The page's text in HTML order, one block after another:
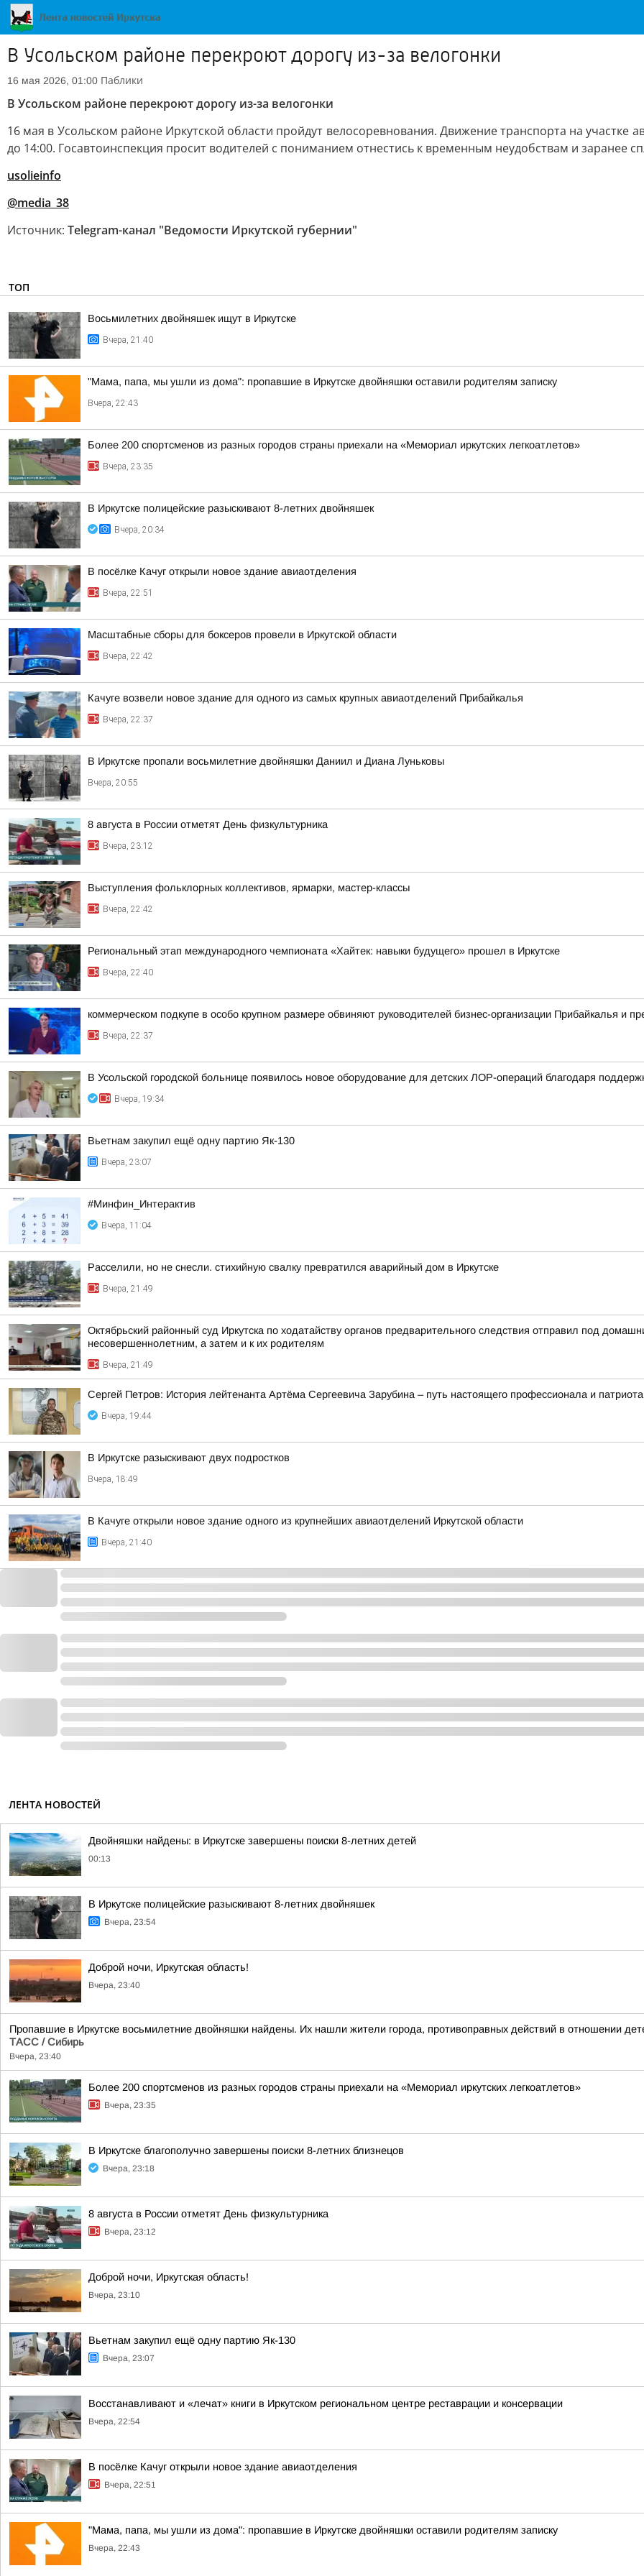
В Усольском районе перекроют дорогу из-за велогонки
16 мая 2026, 01:00 Паблики
В Усольском районе перекроют дорогу из-за велогонки
16 мая в Усольском районе Иркутской области пройдут велосоревнования. Движение транспорта на участке
до 14:00. Госавтоинспекция просит водителей с пониманием отнестись к временным неудобствам и заранее
usolieinfo
@media_38
Источник: Telegram-канал "Ведомости Иркутской губернии"
ТОП
Восьмилетних двойняшек ищут в Иркутске
Вчера, 21:40
"Мама, папа, мы ушли из дома": пропавшие в Иркутске двойняшки оставили родителям записку
Вчера, 22:43
Более 200 спортсменов из разных городов страны приехали на «Мемориал иркутских легкоатлетов»
Вчера, 23:35
В Иркутске полицейские разыскивают 8-летних двойняшек
Вчера, 20:34
В посёлке Качуг открыли новое здание авиаотделения
Вчера, 22:51
Масштабные сборы для боксеров провели в Иркутской области
Вчера, 22:42
Качуге возвели новое здание для одного из самых крупных авиаотделений Прибайкалья
Вчера, 22:37
В Иркутске пропали восьмилетние двойняшки Даниил и Диана Луньковы
Вчера, 20:55
8 августа в России отметят День физкультурника
Вчера, 23:12
Выступления фольклорных коллективов, ярмарки, мастер-классы
Вчера, 22:42
Региональный этап международного чемпионата «Хайтек: навыки будущего» прошел в Иркутске
Вчера, 22:40
коммерческом подкупе в особо крупном размере обвиняют руководителей бизнес-организации Прибайкалья и
Вчера, 22:37
В Усольской городской больнице появилось новое оборудование для детских ЛОР-операций благодаря
Вчера, 19:34
Вьетнам закупил ещё одну партию Як-130
Вчера, 23:07
#Минфин_Интерактив
Вчера, 11:04
Расселили, но не снесли. стихийную свалку превратился аварийный дом в Иркутске
Вчера, 21:49
Октябрьский районный суд Иркутска по ходатайству органов предварительного следствия отправил под
несовершеннолетним, а затем и к их родителям
Вчера, 21:49
Сергей Петров: История лейтенанта Артёма Сергеевича Зарубина – путь настоящего профессионала и
Вчера, 19:44
В Иркутске разыскивают двух подростков
Вчера, 18:49
В Качуге открыли новое здание одного из крупнейших авиаотделений Иркутской области
Вчера, 21:40
ЛЕНТА НОВОСТЕЙ
Двойняшки найдены: в Иркутске завершены поиски 8-летних детей
00:13
В Иркутске полицейские разыскивают 8-летних двойняшек
Вчера, 23:54
Доброй ночи, Иркутская область!
Вчера, 23:40
Пропавшие в Иркутске восьмилетние двойняшки найдены. Их нашли жители города, противоправных действий в отношении
ТАСС / Сибирь
Вчера, 23:40
Более 200 спортсменов из разных городов страны приехали на «Мемориал иркутских легкоатлетов»
Вчера, 23:35
В Иркутске благополучно завершены поиски 8-летних близнецов
Вчера, 23:18
8 августа в России отметят День физкультурника
Вчера, 23:12
Доброй ночи, Иркутская область!
Вчера, 23:10
Вьетнам закупил ещё одну партию Як-130
Вчера, 23:07
Восстанавливают и «лечат» книги в Иркутском региональном центре реставрации и консервации
Вчера, 22:54
В посёлке Качуг открыли новое здание авиаотделения
Вчера, 22:51
"Мама, папа, мы ушли из дома": пропавшие в Иркутске двойняшки оставили родителям записку
Вчера, 22:43